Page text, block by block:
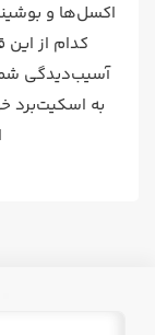
اکسل‌ها و
کدام از
آسیب‌دیدگی
به اسکیت‌برد